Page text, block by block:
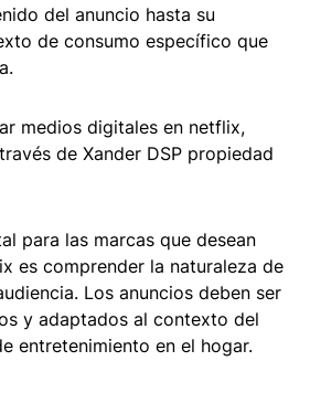
del anuncio hasta su
de consumo específico que
medios digitales en netflix,
de Xander DSP propiedad
para las marcas que desean
es comprender la naturaleza de
Los anuncios deben ser
y adaptados al contexto del
entretenimiento en el hogar.